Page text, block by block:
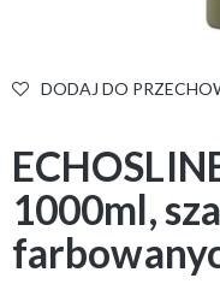
DODAJ DO
1000ml,